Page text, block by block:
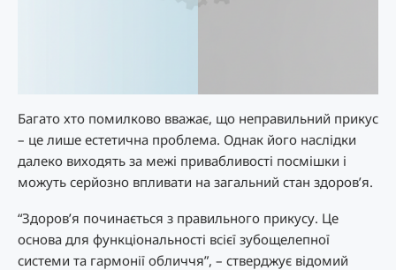
Багато хто помилково вважає, що неправильний прикус
– це лише естетична проблема. Однак його наслідки
далеко виходять за межі привабливості посмішки і
можуть серйозно впливати на загальний стан здоров’я.
“Здоров’я починається з правильного прикусу. Це
основа для функціональності всієї зубощелепної
системи та гармонії обличчя”, – стверджує відомий